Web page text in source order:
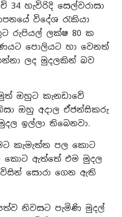
හැවිරිදි සෙල්වරාසා
විදේශ රැකියා
රුපියල් ලක්ෂ 80 ක
පොලියට හා වෙනත්
ලද මුදලකින් බව
ඔහුට කැනඩාවේ
ඔහු අදාල ඒජන්සිකරු
ඉල්ලා තිබෙනවා.
කැමැත්ත පල කොට
කොට ඇත්තේ එම මුදල
සොරා ගෙන ඇති
නිවසට පැමිණි මුදල්